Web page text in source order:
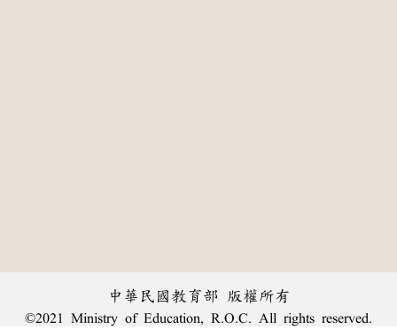
中華民國教育部 版權所有
©2021 Ministry of Education, R.O.C. All rights reserved.